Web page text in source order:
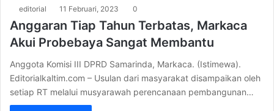
editorial 11 Februari, 2023 0
Anggaran Tiap Tahun Terbatas, Markaca
Akui Probebaya Sangat Membantu
Anggota Komisi III DPRD Samarinda, Markaca. (Istimewa).
Editorialkaltim.com – Usulan dari masyarakat disampaikan oleh
setiap RT melalui musyarawah perencanaan pembangunan…